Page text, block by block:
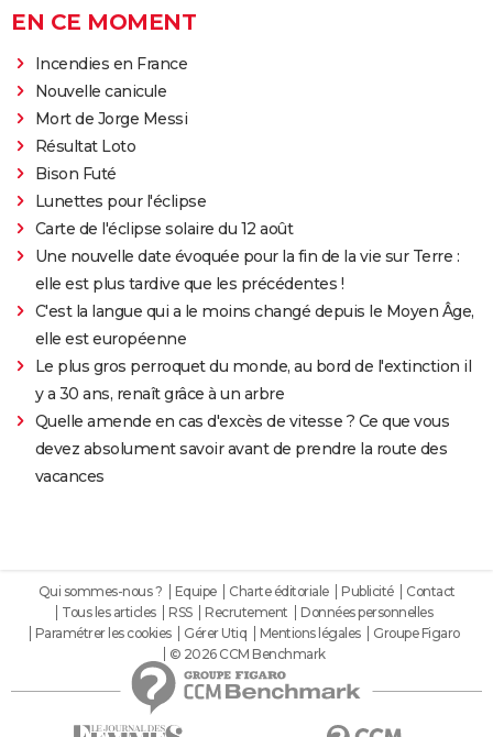
EN CE MOMENT
Incendies en France
Nouvelle canicule
Mort de Jorge Messi
Résultat Loto
Bison Futé
Lunettes pour l'éclipse
Carte de l'éclipse solaire du 12 août
Une nouvelle date évoquée pour la fin de la vie sur Terre :
elle est plus tardive que les précédentes !
C'est la langue qui a le moins changé depuis le Moyen Âge,
elle est européenne
Le plus gros perroquet du monde, au bord de l'extinction il
y a 30 ans, renaît grâce à un arbre
Quelle amende en cas d'excès de vitesse ? Ce que vous
devez absolument savoir avant de prendre la route des
vacances
Qui sommes-nous ? Equipe Charte éditoriale Publicité
Contact
Tous les articles
RSS Recrutement
Données personnelles
Paramétrer les cookies
Gérer Utiq Mentions légales
Groupe Figaro
© 2026 CCM Benchmark